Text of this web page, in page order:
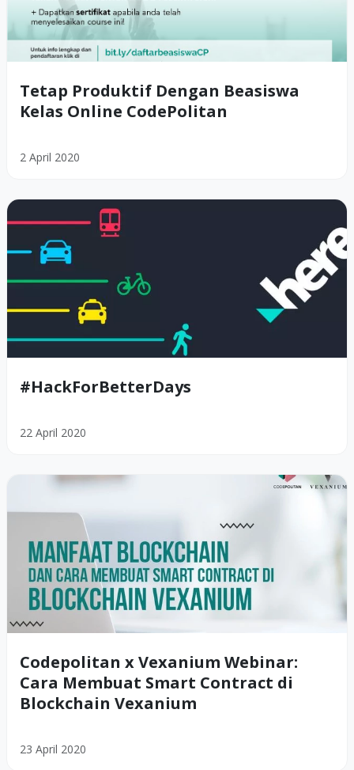
Tetap Produktif Dengan Beasiswa
Kelas Online CodePolitan
2 April 2020
#HackForBetterDays
22 April 2020
Codepolitan x Vexanium Webinar:
Cara Membuat Smart Contract di
Blockchain Vexanium
23 April 2020